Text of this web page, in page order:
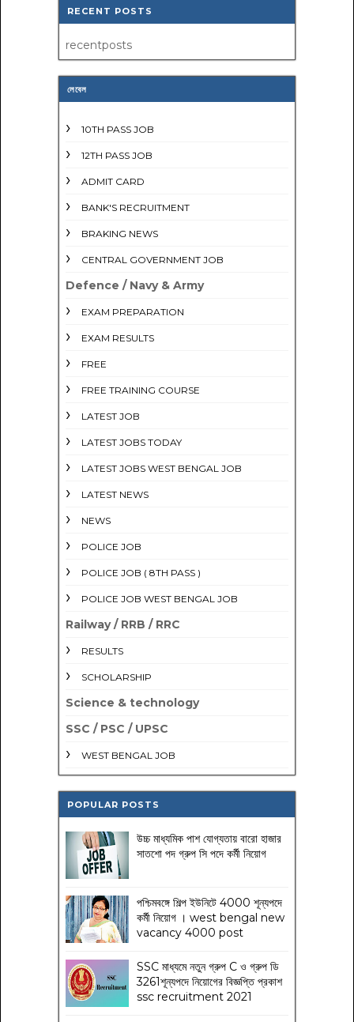
RECENT POSTS
recentposts
লেবেল
10TH PASS JOB
12TH PASS JOB
ADMIT CARD
BANK'S RECRUITMENT
BRAKING NEWS
CENTRAL GOVERNMENT JOB
Defence / Navy & Army
EXAM PREPARATION
EXAM RESULTS
FREE
FREE TRAINING COURSE
LATEST JOB
LATEST JOBS TODAY
LATEST JOBS WEST BENGAL JOB
LATEST NEWS
NEWS
POLICE JOB
POLICE JOB ( 8TH PASS )
POLICE JOB WEST BENGAL JOB
Railway / RRB / RRC
RESULTS
SCHOLARSHIP
Science & technology
SSC / PSC / UPSC
WEST BENGAL JOB
POPULAR POSTS
উচ্চ মাধ্যমিক পাশ যোগ্যতায় বারো হাজার
সাতশো পদ গ্রুপ সি পদে কর্মী নিয়োগ
পশ্চিমবঙ্গে শিল্প ইউনিটে 4000 শূন্যপদে
কর্মী নিয়োগ । west bengal new
vacancy 4000 post
SSC মাধ্যমে নতুন গ্রুপ C ও গ্রুপ ডি
3261শূন্যপদে নিয়োগের বিজ্ঞপ্তি প্রকাশ
ssc recruitment 2021